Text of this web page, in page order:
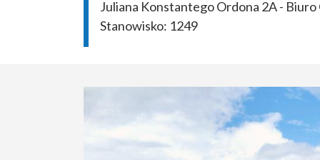
Juliana Konstantego Ordona 2A - Biuro
Stanowisko: 1249